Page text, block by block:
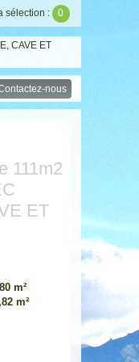
sélection : 0
CAVE ET
nous
111m2
ET
m²
m²